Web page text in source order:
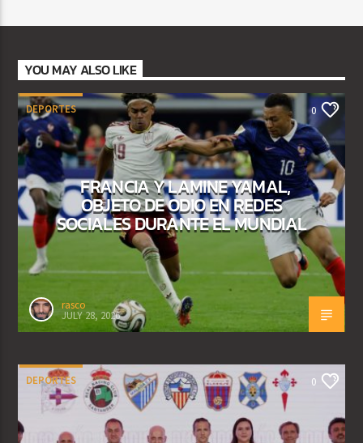
YOU MAY ALSO LIKE
DEPORTES 0
FRANCIA Y LAMINE YAMAL,
OBJETO DE ODIO EN REDES
SOCIALES DURANTE EL MUNDIAL
rasco
JULY 28, 2026
DEPORTES 0